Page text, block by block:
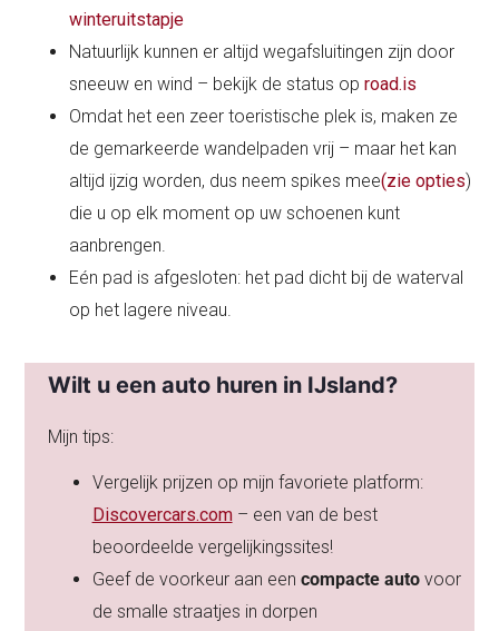
winteruitstapje
Natuurlijk kunnen er altijd wegafsluitingen zijn door
sneeuw en wind – bekijk de status oproad.is
Omdat het een zeer toeristische plek is, maken ze
de gemarkeerde wandelpaden vrij – maar het kan
altijd ijzig worden, dus neem spikes mee(zie opties)
die u op elk moment op uw schoenen kunt
aanbrengen.
Eén pad is afgesloten: het pad dicht bij de waterval
op het lagere niveau.
Wilt u een auto huren in IJsland?
Mijn tips:
Vergelijk prijzen op mijn favoriete platform:
Discovercars.com – een van de best
beoordeelde vergelijkingssites!
Geef de voorkeur aan een compacte autovoor
de smalle straatjes in dorpen